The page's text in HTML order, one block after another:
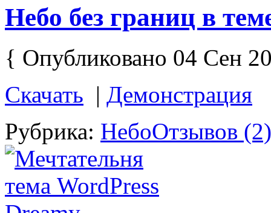
Небо без границ в
{ Опубликовано 04 Сен
Скачать | Демонстрация
Рубрика: НебоОтзывов (2)